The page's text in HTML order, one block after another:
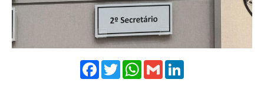
Facebook
TwitterWhatsApp
Gmail